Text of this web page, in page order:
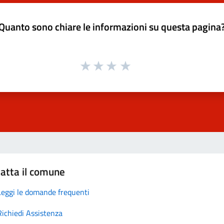
sono chiare le informazioni su questa
il comune
le domande frequenti
Assistenza